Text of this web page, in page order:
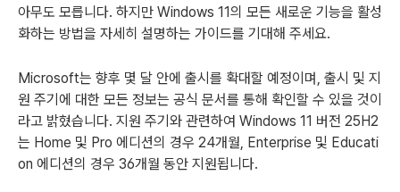
아무도 모릅니다. 하지만 Windows 11의 모든 새로운 기능을 활성
화하는 방법을 자세히 설명하는 가이드를 기대해 주세요.
Microsoft는 향후 몇 달 안에 출시를 확대할 예정이며, 출시 및 지
원 주기에 대한 모든 정보는 공식 문서를 통해 확인할 수 있을 것이
라고 밝혔습니다. 지원 주기와 관련하여 Windows 11 버전 25H2
는 Home 및 Pro 에디션의 경우 24개월, Enterprise 및 Educati
on 에디션의 경우 36개월 동안 지원됩니다.